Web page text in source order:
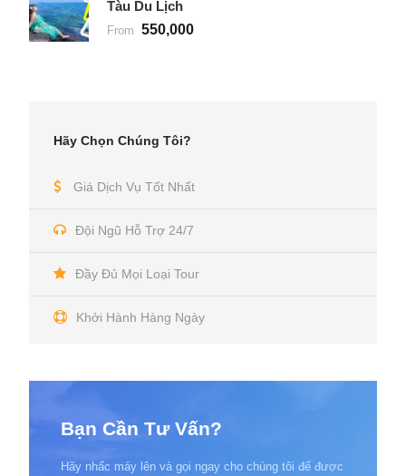
Tàu Du Lịch
From 550,000
Hãy Chọn Chúng Tôi?
Giá Dịch Vụ Tốt Nhất
Đội Ngũ Hỗ Trợ 24/7
Đầy Đủ Mọi Loại Tour
Khởi Hành Hàng Ngày
Bạn Cần Tư Vấn?
Hãy nhấc máy lên và gọi ngay cho chúng tôi để được